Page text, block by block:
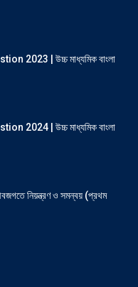
2023 | উচ্চ মাধ্যমিক বাংলা
2024 | উচ্চ মাধ্যমিক বাংলা
নিয়ন্ত্রণ ও সমন্বয় (প্রথম